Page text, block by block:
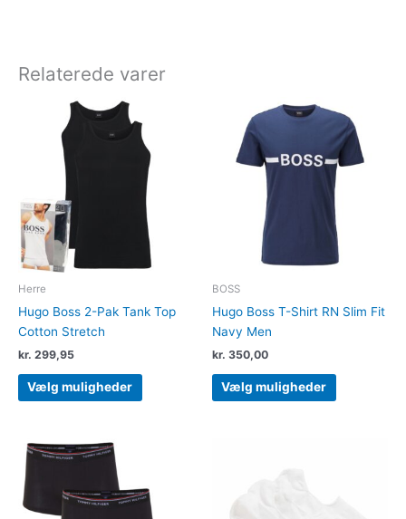
Relaterede varer
Herre
Hugo Boss 2-Pak Tank Top
Cotton Stretch
kr. 299,95
Vælg muligheder
vare
har
flere
varianter.
Mulighederne
kan
vælges
på
BOSS
Hugo Boss T-Shirt RN Slim Fit
Navy Men
kr. 350,00
Vælg muligheder
vare
har
flere
varianter.
kan
vælges
på
har
flere